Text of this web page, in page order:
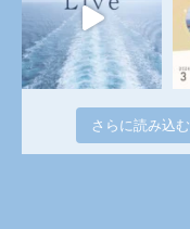
さらに読み込む